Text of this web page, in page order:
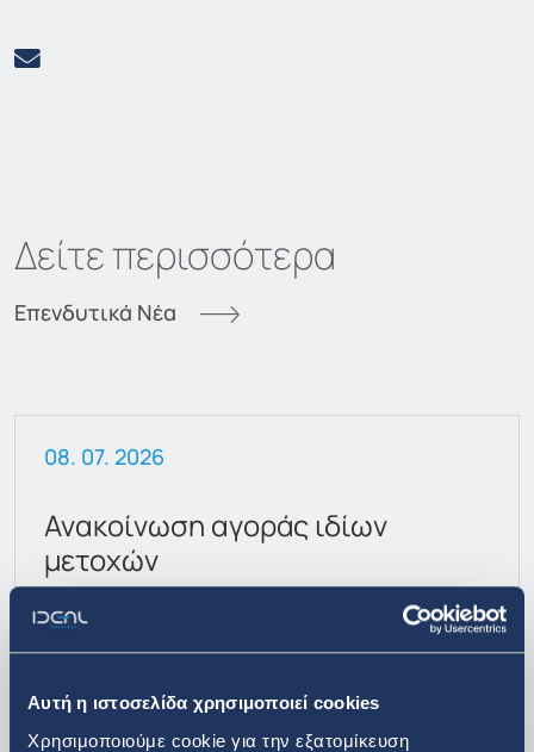
Αυτή η ιστοσελίδα χρησιμοποιεί cookies
Χρησιμοποιούμε cookie για την εξατομίκευση
Δείτε περισσότερα
Επενδυτικά Νέα
08. 07. 2026
Ανακοίνωση αγοράς ιδίων
μετοχών